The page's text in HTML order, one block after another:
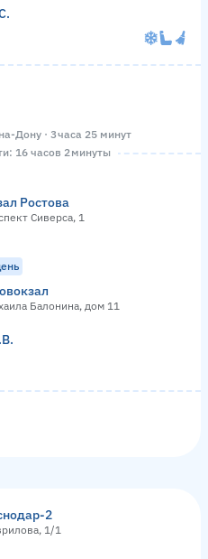
Дону · 3 часа 25 минут
16 часов 2 минуты
Ростова
Сиверса, 1
Балонина, дом 11
2
1/1